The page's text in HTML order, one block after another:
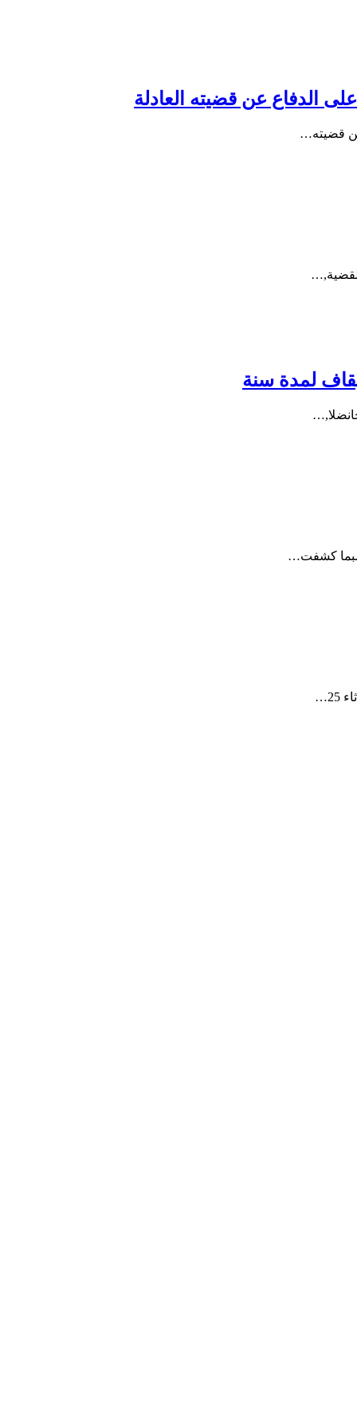
الدفاع عن قضيته العادلة
عن قضيته…
لمدة سنة